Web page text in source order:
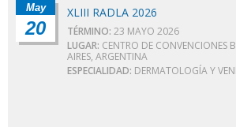
May
20
XLIII RADLA 2026
TÉRMINO: 23 MAYO 2026
LUGAR: CENTRO DE CONVENCIONES
AIRES, ARGENTINA
ESPECIALIDAD: DERMATOLOGÍA Y